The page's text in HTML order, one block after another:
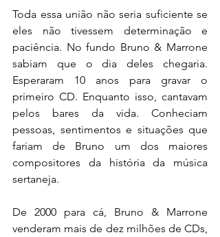
Toda essa união não seria suficiente se
eles não tivessem determinação e
paciência. No fundo Bruno & Marrone
sabiam que o dia deles chegaria.
Esperaram 10 anos para gravar o
primeiro CD. Enquanto isso, cantavam
pelos bares da vida. Conheciam
pessoas, sentimentos e situações que
fariam de Bruno um dos maiores
compositores da história da música
sertaneja.
De 2000 para cá, Bruno & Marrone
venderam mais de dez milhões de CDs,